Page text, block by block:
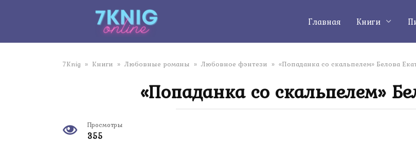
Главная Книги
7Knig » Книги » Любовные романы » Любовное фэнтези » «Попаданка со скальпелем» Белова
«Попаданка со скальпелем»
Просмотры
355